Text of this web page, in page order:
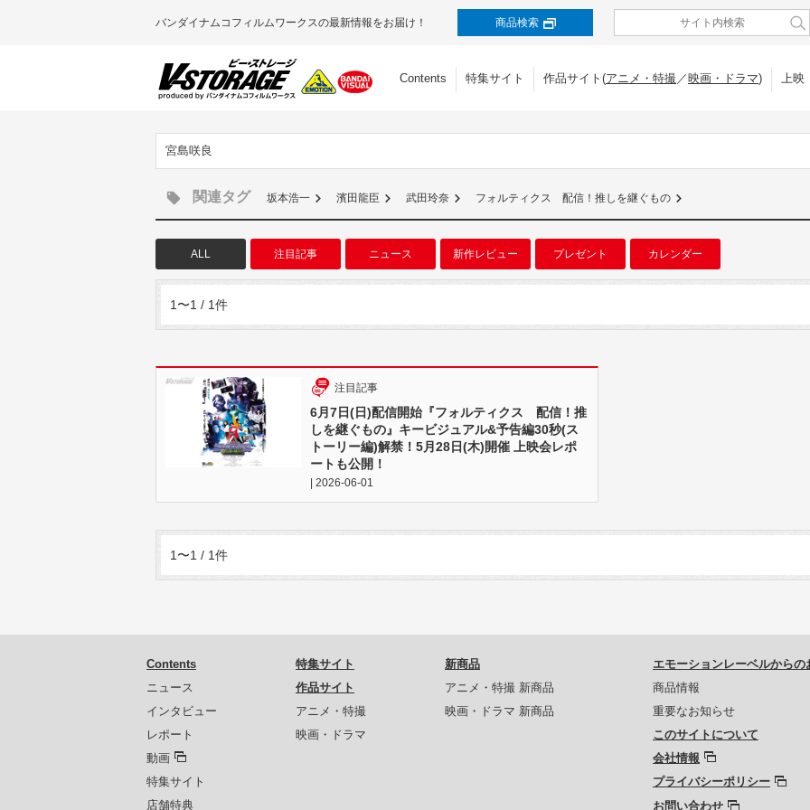
バンダイナムコフィルムワークスの最新情報をお届け！ 商品検索
Contents 特集サイト 作品サイト(アニメ・特撮／映画・ドラマ) 上映
宮島咲良
関連タグ 坂本浩一 濱田龍臣 武田玲奈 フォルティクス 配信！推しを継ぐもの
ALL 注目記事 ニュース 新作レビュー プレゼント カレンダー
1〜1 / 1件
注目記事
6月7日(日)配信開始『フォルティクス 配信！推
しを継ぐもの』キービジュアル&予告編30秒(ス
トーリー編)解禁！5月28日(木)開催 上映会レポ
ートも公開！
| 2026-06-01
1〜1 / 1件
Contents
ニュース
インタビュー
レポート
動画
特集サイト
店舗特典
特集サイト
作品サイト
アニメ・特撮
映画・ドラマ
新商品
アニメ・特撮 新商品
映画・ドラマ 新商品
エモーションレーベルからの
商品情報
重要なお知らせ
このサイトについて
会社情報
プライバシーポリシー
お問い合わせ